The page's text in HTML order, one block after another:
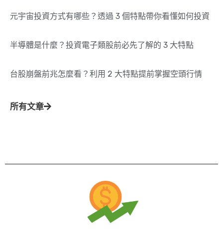
元宇宙投資方式有哪些？透過 3 個特點帶你看懂如何投資
半導體是什麼？投資電子類股前必先了解的 3 大特點
台股崩盤前兆怎麼看？利用 2 大特點提前掌握空頭行情
所有文章